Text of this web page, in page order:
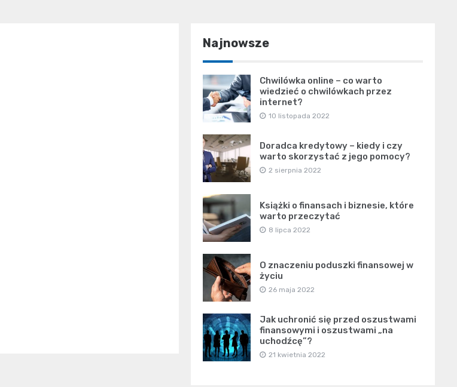
Najnowsze
Chwilówka online – co warto
wiedzieć o chwilówkach przez
internet?
10 listopada 2022
Doradca kredytowy – kiedy i czy
warto skorzystać z jego pomocy?
2 sierpnia 2022
Książki o finansach i biznesie, które
warto przeczytać
8 lipca 2022
O znaczeniu poduszki finansowej w
życiu
26 maja 2022
Jak uchronić się przed oszustwami
finansowymi i oszustwami „na
uchodźcę”?
21 kwietnia 2022